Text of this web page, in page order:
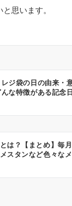
思います。
レジ袋の日の由来・
な特徴がある記念
は？【まとめ】毎月
スタンなど色々な